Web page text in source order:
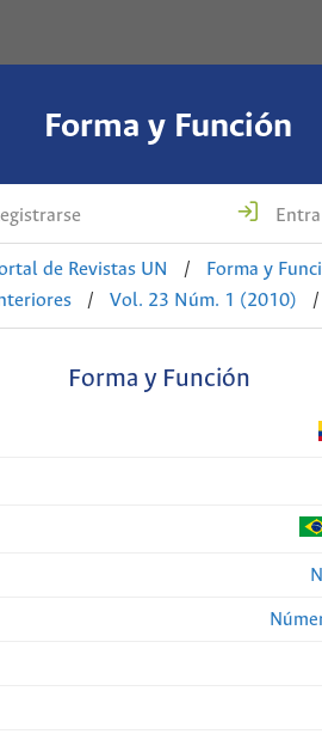
Forma y Función
de Revistas UN /
Forma y
/ Vol. 23 Núm. 1 (2010) /
Forma y Función